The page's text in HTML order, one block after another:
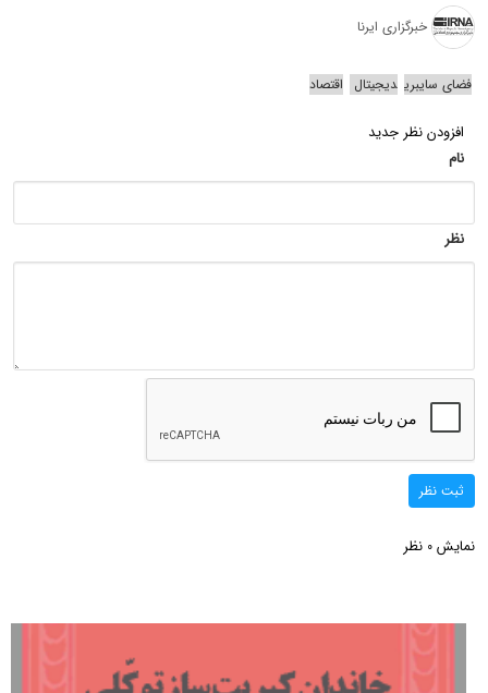
خبرگزاری ایرنا
فضای سایبری دیجیتال اقتصاد
افزودن نظر جدید
نام
نظر
ثبت نظر
نمایش 0 نظر